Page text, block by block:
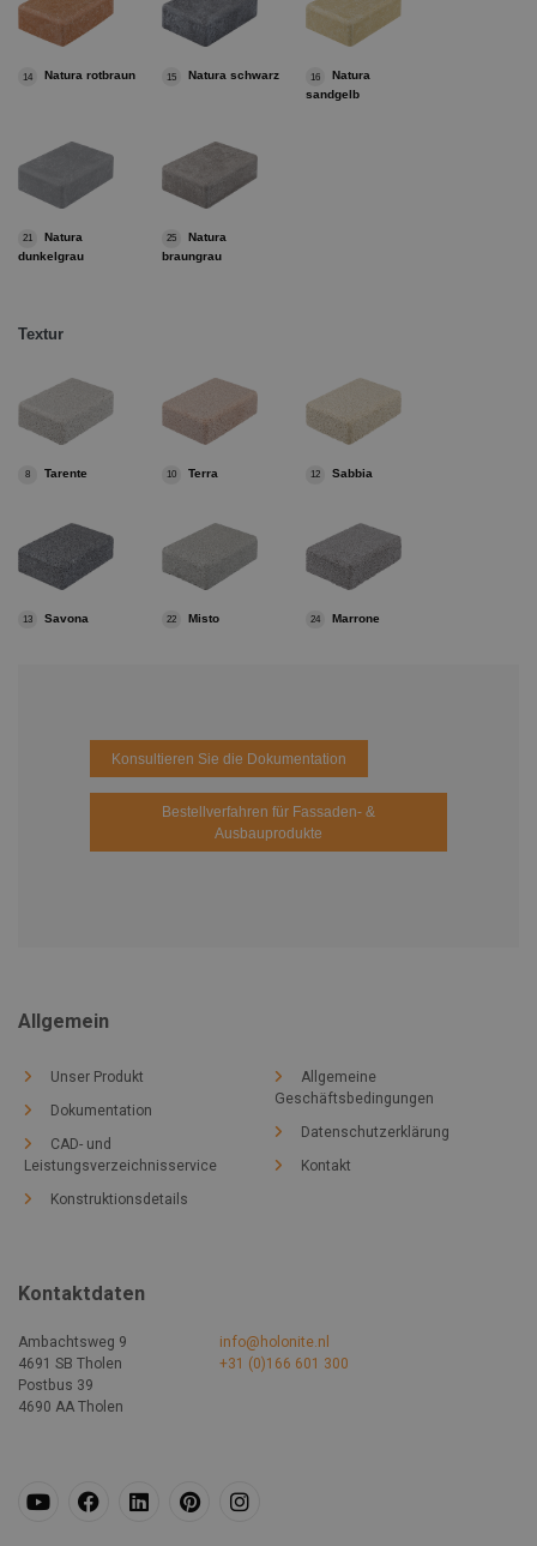
16
Natura
sandgelb
14 Natura rotbraun 15 Natura schwarz
25
Natura
braungrau
21
Natura
dunkelgrau
Textur
10 Terra 12 Sabbia
22 Misto
13 Savona
8 Tarente
24 Marrone
Konsultieren Sie die Dokumentation
Bestellverfahren für Fassaden- &
Ausbauprodukte
Allgemein
Unser Produkt
Dokumentation
CAD- und
Leistungsverzeichnisservice
Konstruktionsdetails
Allgemeine
Geschäftsbedingungen
Datenschutzerklärung
Kontakt
Kontaktdaten
Ambachtsweg 9
4691 SB Tholen
Postbus 39
4690 AA Tholen
info@holonite.nl
+31 (0)166 601 300